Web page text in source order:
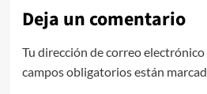
Deja un comentario
Tu dirección de correo electrónico
campos obligatorios están